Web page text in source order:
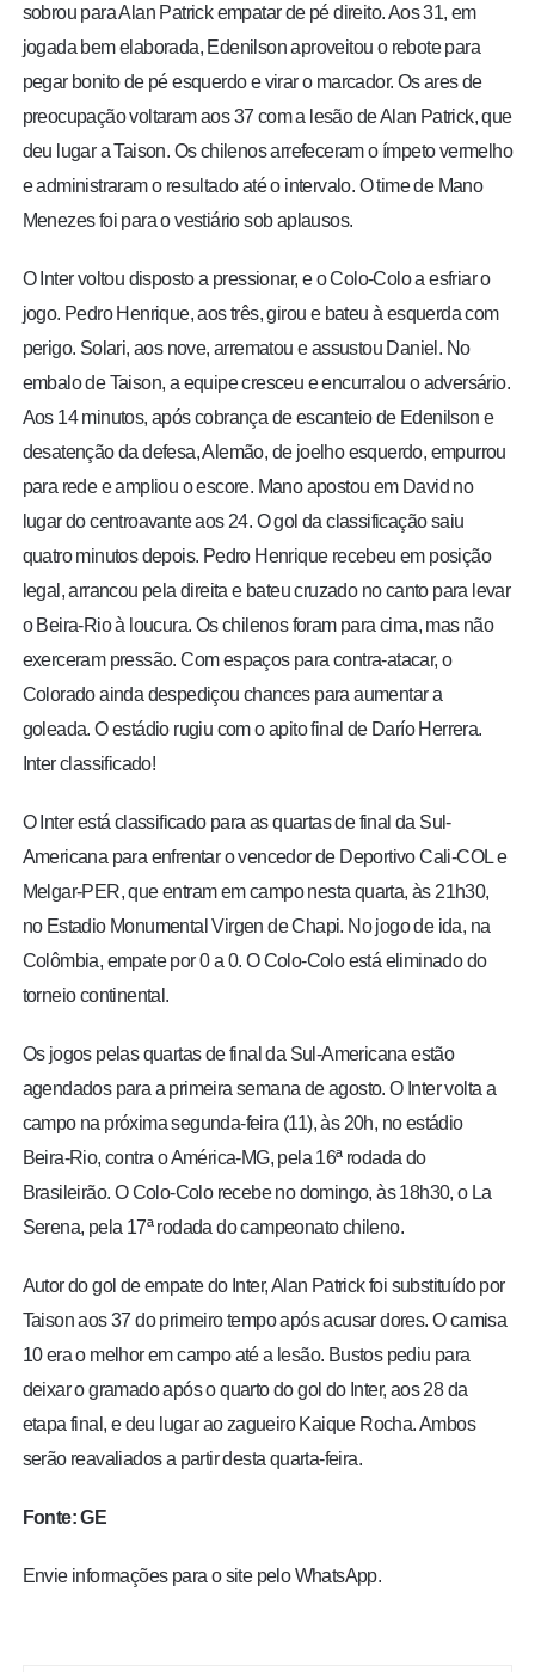
sobrou para Alan Patrick empatar de pé direito. Aos 31, em
jogada bem elaborada, Edenilson aproveitou o rebote para
pegar bonito de pé esquerdo e virar o marcador. Os ares de
preocupação voltaram aos 37 com a lesão de Alan Patrick, que
deu lugar a Taison. Os chilenos arrefeceram o ímpeto vermelho
e administraram o resultado até o intervalo. O time de Mano
Menezes foi para o vestiário sob aplausos.
O Inter voltou disposto a pressionar, e o Colo-Colo a esfriar o
jogo. Pedro Henrique, aos três, girou e bateu à esquerda com
perigo. Solari, aos nove, arrematou e assustou Daniel. No
embalo de Taison, a equipe cresceu e encurralou o adversário.
Aos 14 minutos, após cobrança de escanteio de Edenilson e
desatenção da defesa, Alemão, de joelho esquerdo, empurrou
para rede e ampliou o escore. Mano apostou em David no
lugar do centroavante aos 24. O gol da classificação saiu
quatro minutos depois. Pedro Henrique recebeu em posição
legal, arrancou pela direita e bateu cruzado no canto para levar
o Beira-Rio à loucura. Os chilenos foram para cima, mas não
exerceram pressão. Com espaços para contra-atacar, o
Colorado ainda despediçou chances para aumentar a
goleada. O estádio rugiu com o apito final de Darío Herrera.
Inter classificado!
O Inter está classificado para as quartas de final da Sul-
Americana para enfrentar o vencedor de Deportivo Cali-COL e
Melgar-PER, que entram em campo nesta quarta, às 21h30,
no Estadio Monumental Virgen de Chapi. No jogo de ida, na
Colômbia, empate por 0 a 0. O Colo-Colo está eliminado do
torneio continental.
Os jogos pelas quartas de final da Sul-Americana estão
agendados para a primeira semana de agosto. O Inter volta a
campo na próxima segunda-feira (11), às 20h, no estádio
Beira-Rio, contra o América-MG, pela 16ª rodada do
Brasileirão. O Colo-Colo recebe no domingo, às 18h30, o La
Serena, pela 17ª rodada do campeonato chileno.
Autor do gol de empate do Inter, Alan Patrick foi substituído por
Taison aos 37 do primeiro tempo após acusar dores. O camisa
10 era o melhor em campo até a lesão. Bustos pediu para
deixar o gramado após o quarto do gol do Inter, aos 28 da
etapa final, e deu lugar ao zagueiro Kaique Rocha. Ambos
serão reavaliados a partir desta quarta-feira.
Fonte: GE
Envie informações para o site pelo WhatsApp.